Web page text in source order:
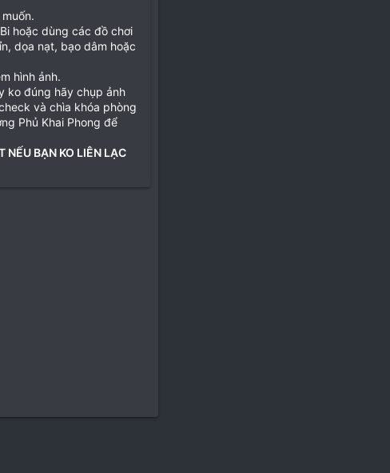
hoặc dùng các đồ chơi
dọa nạt, bạo dâm hoặc
hình ảnh.
ko đúng hãy chụp ảnh
và chìa khóa phòng
Phủ Khai Phong để
NẾU BẠN KO LIÊN LẠC